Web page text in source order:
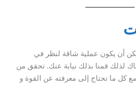
أن يكون عملية شاقة لنظر في
لذلك قمنا بذلك نيابة عنك. تحقق من
كل ما تحتاج إلى معرفته عن القوة و